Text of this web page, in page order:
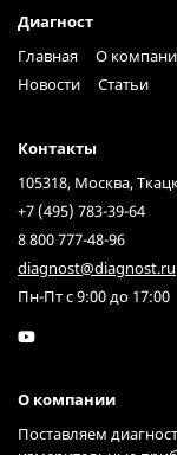
Диагност
Главная
О
Новости
Статьи
Контакты
105318, Москва,
+7 (495) 783-39-64
8 800 777-48-96
diagnost@diagnost.ru
Пн-Пт с 9:00 до 17:00
О компании
Поставляем